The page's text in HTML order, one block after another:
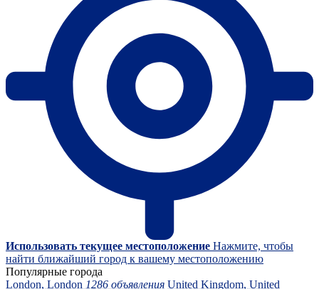
Использовать текущее местоположение Нажмите, чтобы
найти ближайший город к вашему местоположению
Популярные города
London, London 1286 объявления United Kingdom, United